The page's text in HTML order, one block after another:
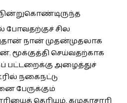
சில
நான் முதன்முதலாக
மூக்குத்தி செய்வதற்காக
அழைத்துச்
நகைநட்டு
பேருக்கும்